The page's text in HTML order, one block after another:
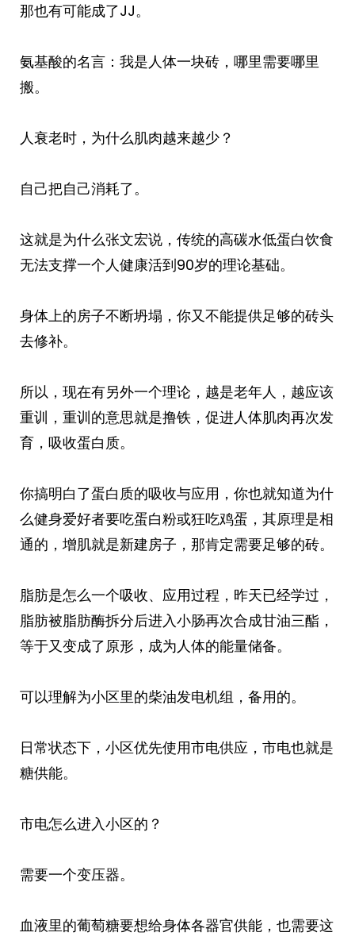
那也有可能成了JJ。
氨基酸的名言：我是人体一块砖，哪里需要哪里
搬。
人衰老时，为什么肌肉越来越少？
自己把自己消耗了。
这就是为什么张文宏说，传统的高碳水低蛋白饮食
无法支撑一个人健康活到90岁的理论基础。
身体上的房子不断坍塌，你又不能提供足够的砖头
去修补。
所以，现在有另外一个理论，越是老年人，越应该
重训，重训的意思就是撸铁，促进人体肌肉再次发
育，吸收蛋白质。
你搞明白了蛋白质的吸收与应用，你也就知道为什
么健身爱好者要吃蛋白粉或狂吃鸡蛋，其原理是相
通的，增肌就是新建房子，那肯定需要足够的砖。
脂肪是怎么一个吸收、应用过程，昨天已经学过，
脂肪被脂肪酶拆分后进入小肠再次合成甘油三酯，
等于又变成了原形，成为人体的能量储备。
可以理解为小区里的柴油发电机组，备用的。
日常状态下，小区优先使用市电供应，市电也就是
糖供能。
市电怎么进入小区的？
需要一个变压器。
血液里的葡萄糖要想给身体各器官供能，也需要这